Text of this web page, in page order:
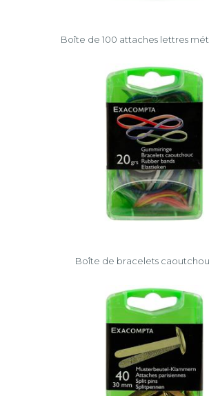
Boîte de 100 attaches lettres
Boîte de bracelets